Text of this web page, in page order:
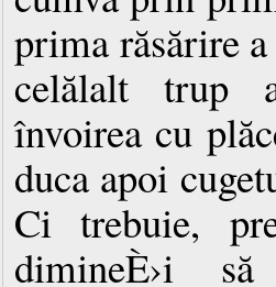
prima răsărire
celălalt trup
învoirea cu
duca apoi
Ci trebuie,
dimineÈ›i